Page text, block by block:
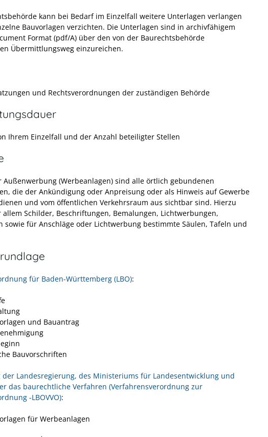
kann bei Bedarf im Einzelfall weitere Unterlagen verlangen
Bauvorlagen verzichten. Die Unterlagen sind in archivfähigem
Format (pdf/A) über den von der Baurechtsbehörde
Übermittlungsweg einzureichen.
und Rechtsverordnungen der zuständigen Behörde
Ihrem Einzelfall und der Anzahl beteiligter Stellen
Außenwerbung (Werbeanlagen) sind alle örtlich gebundenen
die der Ankündigung oder Anpreisung oder als Hinweis auf Gewerbe
und vom öffentlichen Verkehrsraum aus sichtbar sind. Hierzu
allem Schilder, Beschriftungen, Bemalungen, Lichtwerbungen,
sowie für Anschläge oder Lichtwerbung bestimmte Säulen, Tafeln und
für Baden-Württemberg (LBO):
und Bauantrag
Bauvorschriften
der Landesregierung, des Ministeriums für Landesentwicklung und
das baurechtliche Verfahren (Verfahrensverordnung zur
-LBOVVO):
für Werbeanlagen